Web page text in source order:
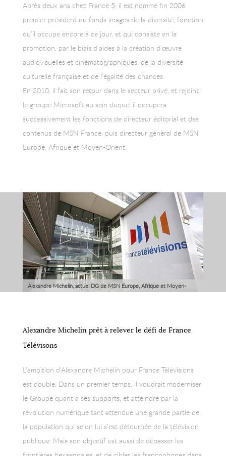
Après deux ans chez France 5, il est nommé fin 2006
premier président du fonds images de la diversité, fonction
qu’il occupe encore à ce jour, et qui consiste en la
promotion, par le biais d’aides à la création d’œuvre
audiovisuelles et cinématographiques, de la diversité
culturelle française et de l’égalité des chances.
En 2010, il fait son retour dans le secteur privé, et rejoint
le groupe Microsoft au sein duquel il occupera
successivement les fonctions de directeur éditorial et des
contenus de MSN France, puis directeur général de MSN
Europe, Afrique et Moyen-Orient.
Alexandre Michelin, actuel DG de MSN Europe, Afrique et Moyen-
Alexandre Michelin prêt à relever le défi de France
Télévisons
L’ambition d’Alexandre Michelin pour France Télévisions
est double. Dans un premier temps, il voudrait moderniser
le Groupe quant à ses supports, et atteindre par la
révolution numérique tant attendue une grande partie de
la population qui selon lui s’est détournée de la télévision
publique. Mais son objectif est aussi de dépasser les